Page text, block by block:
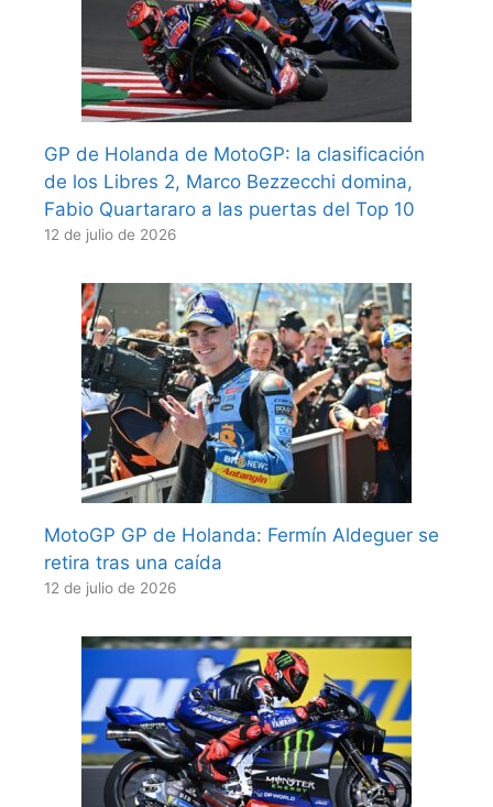
GP de Holanda de MotoGP: la clasificación
de los Libres 2, Marco Bezzecchi domina,
Fabio Quartararo a las puertas del Top 10
12 de julio de 2026
MotoGP GP de Holanda: Fermín Aldeguer se
retira tras una caída
12 de julio de 2026